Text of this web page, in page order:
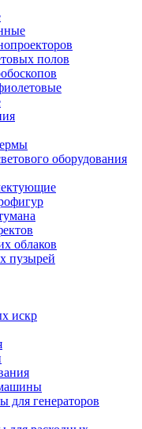
полов
оборудования
облаков
пузырей
искр
для генераторов